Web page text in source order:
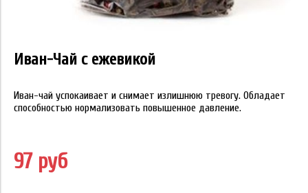
Иван-Чай с ежевикой
Иван-чай успокаивает и снимает излишнюю тревогу. Обладает
способностью нормализовать повышенное давление.
97 руб